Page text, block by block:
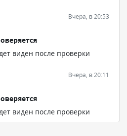
Вчера, в 20:53
виден после проверки
Вчера, в 20:11
виден после проверки